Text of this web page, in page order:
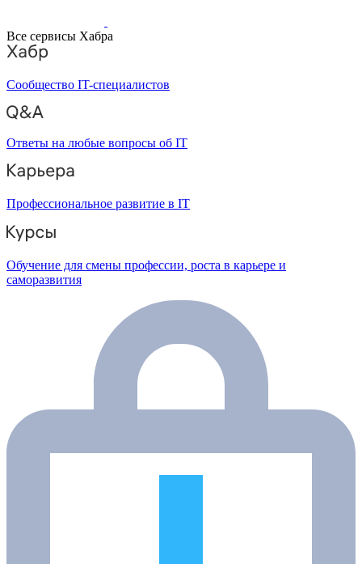
Все сервисы Хабра
Сообщество IT-специалистов
Ответы на любые вопросы об IT
Профессиональное развитие в IT
Обучение для смены профессии, роста в карьере и
саморазвития